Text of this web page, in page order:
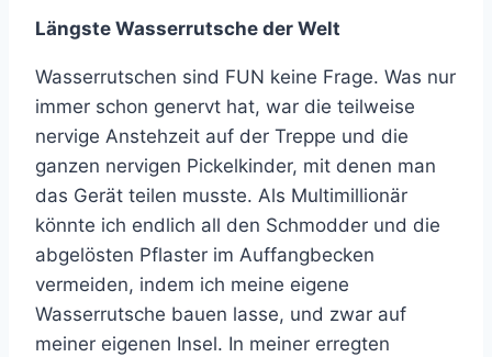
Längste Wasserrutsche der Welt
Wasserrutschen sind FUN keine Frage. Was nur
immer schon genervt hat, war die teilweise
nervige Anstehzeit auf der Treppe und die
ganzen nervigen Pickelkinder, mit denen man
das Gerät teilen musste. Als Multimillionär
könnte ich endlich all den Schmodder und die
abgelösten Pflaster im Auffangbecken
vermeiden, indem ich meine eigene
Wasserrutsche bauen lasse, und zwar auf
meiner eigenen Insel. In meiner erregten